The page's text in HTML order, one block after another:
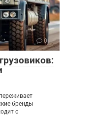
0
бренды
с